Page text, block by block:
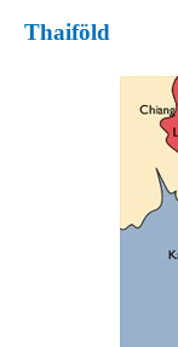
Thaiföld